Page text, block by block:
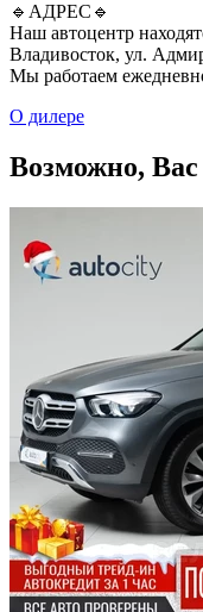
🔹АДРЕС🔹
Наш автоцентр
Владивосток, ул.
Мы работаем
О дилере
Возможно, Вас